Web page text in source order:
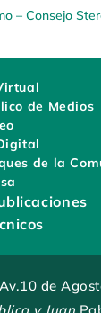
– Consejo
de Medios
de la
Av.10 de